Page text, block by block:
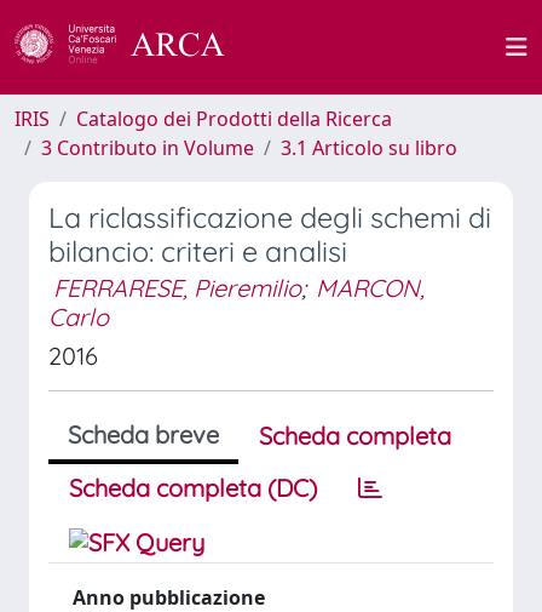
IRIS
Catalogo dei Prodotti della Ricerca
3 Contributo in Volume
3.1 Articolo su libro
La riclassificazione degli schemi di
bilancio: criteri e analisi
FERRARESE, Pieremilio; MARCON,
Carlo
2016
Scheda breve
Scheda completa
Scheda completa (DC)
Anno pubblicazione